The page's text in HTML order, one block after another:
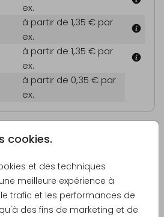
cookies.
et des techniques
meilleure expérience à
trafic et les performances de
des fins de marketing et de
ex.
à partir de 1,35 € par
ex.
à partir de 1,35 € par
ex.
à partir de 0,35 € par
ex.
original en forme de fleur